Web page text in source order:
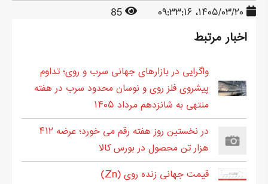
اخبار مرتبط
واگرایی در بازارهای جهانی سرب و روی؛ تداوم
پیشروی فلز روی و نوسان محدود سرب در هفته
منتهی به شانزدهم مرداد ۱۴۰۵
در نخستین روز هفته رقم می خورد؛ عرضه ۴۱۲
هزار تن محصول در بورس کالا
قیمت جهانی زنده روی (Zn)